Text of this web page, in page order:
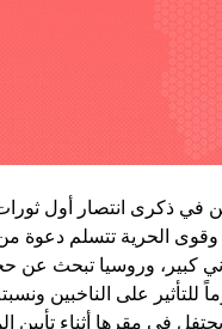
في ذكرى انتصار أول ثورات
الحرية تتسلم دعوة من
كبير، وروسيا تبحث عن
للتأثير على الناخبين
في مقرها أثناء تأبين